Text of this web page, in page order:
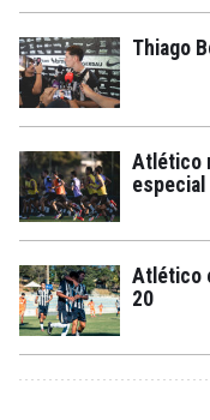
Thiago
Atlético
especial
Atlético
20